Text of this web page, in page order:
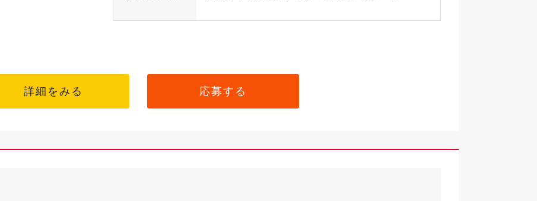
詳細をみる 応募する